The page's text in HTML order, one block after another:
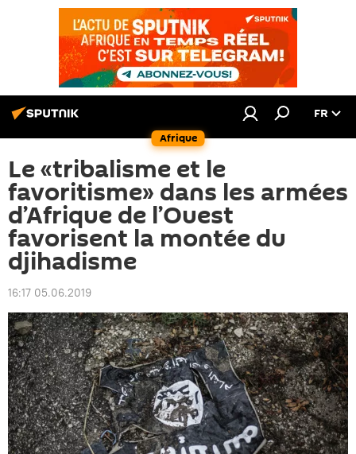
Afrique
FR
Le «tribalisme et le
favoritisme» dans les armées
d’Afrique de l’Ouest
favorisent la montée du
djihadisme
16:17 05.06.2019